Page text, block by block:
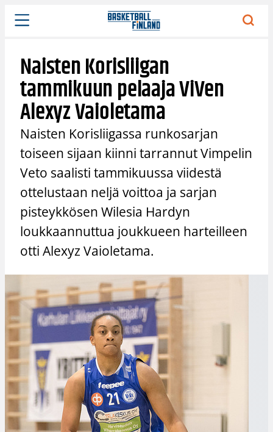
Siirry
sisältöön
Naisten Korisliigan
tammikuun pelaaja ViVen
Alexyz Vaioletama
Naisten Korisliigassa runkosarjan
toiseen sijaan kiinni tarrannut Vimpelin
Veto saalisti tammikuussa viidestä
ottelustaan neljä voittoa ja sarjan
pisteykkösen Wilesia Hardyn
loukkaannuttua joukkueen harteilleen
otti Alexyz Vaioletama.